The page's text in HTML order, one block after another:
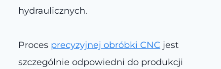
hydraulicznych.
Proces precyzyjnej obróbki CNC jest
szczególnie odpowiedni do produkcji